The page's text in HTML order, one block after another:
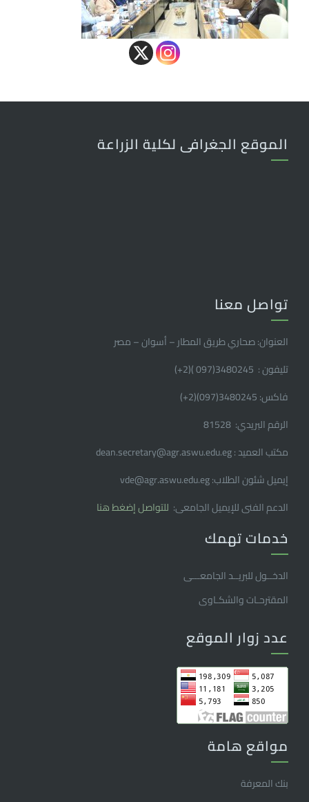
الموقع الجغرافى لكلية الزراعة
تواصل معنا
العنوان: صحاري طريق المطار – أسوان – مصر
تليفون : 3480245(097 )(2
+
)
فاكس: 3480245(097)(2
+
)
الرقم البريدي: 81528
مكتب العميد : dean.secretary@agr.aswu.edu.eg
إيميل شئون الطلاب: vde@agr.aswu.edu.eg
الدعم الفنى للإيميل الجامعى: للتواصل إضغط هنا
خدمات تهمك
الدخــول للبريــد الجامعـــى
المقترحـات والشكـاوى
عدد زوار الموقع
مواقع هامة
بنك المعرفة